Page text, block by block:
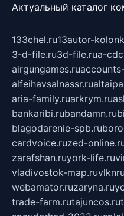
Актуальный каталог
133chel.ru13autor-
3-d-file.ru3d-file.rua-
airgungames.ru
alfeihavsalnassr.ru
aria-family.ruarkrym.ru
bankaribi.rubandamn.ru
blagodarenie-spb.ru
cardvoice.ruzed-
zarafshan.ruyork-life.ru
vladivostok-map.ru
webamator.ruzaryna.ru
trade-farm.rutajuncos.ru